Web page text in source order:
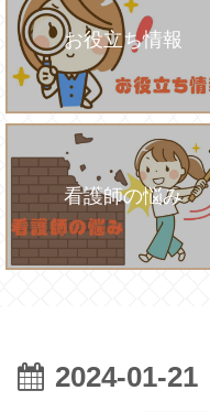
お役立ち情報
看護師の悩み
2024-01-21